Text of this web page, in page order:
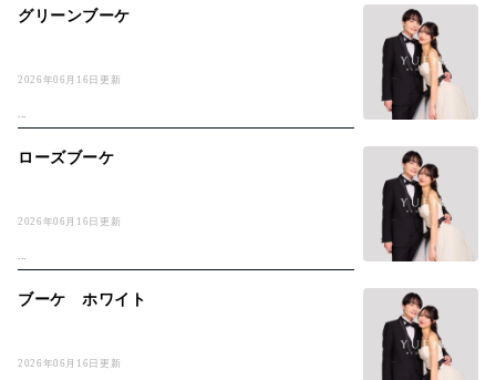
2026年06月16日更新
グリーンブーケ
...
2026年06月16日更新
ローズブーケ
...
2026年06月16日更新
ブーケ ホワイト